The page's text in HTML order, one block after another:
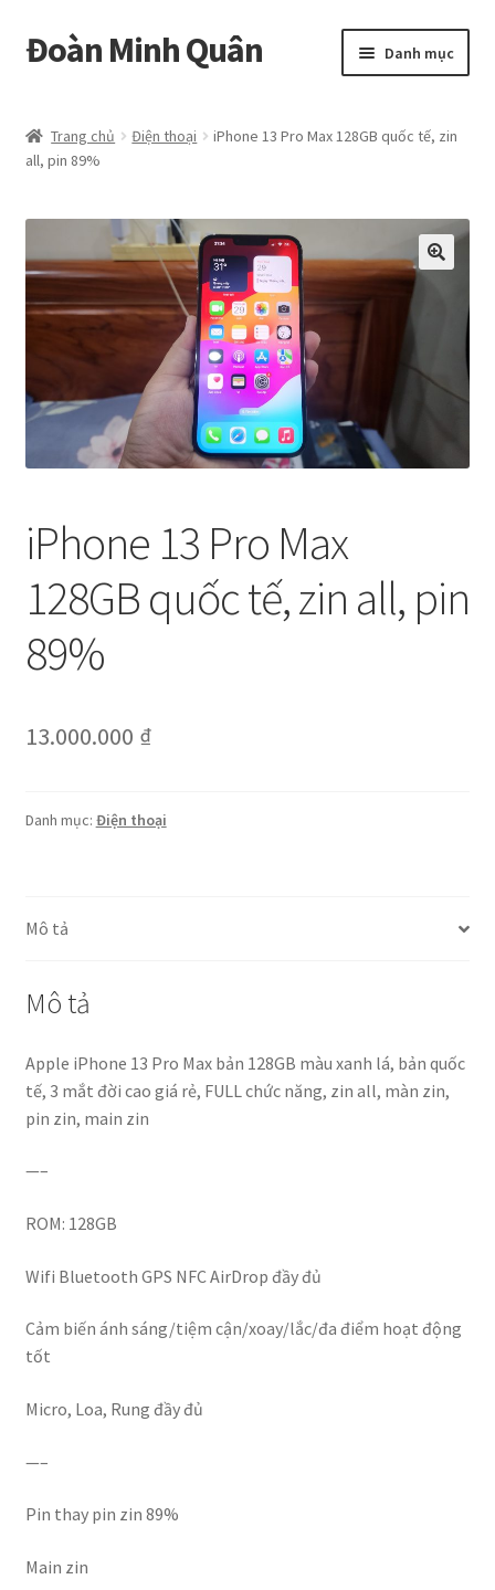
Đi
đến
hướng
Chuyển
đến
dung
Đoàn Minh Quân Danh mục
Curriculum Vitae
Cửa hàng
Hồ sơ năng lực
Album
Mở
con
Trang chủ Điện thoại
iPhone 13 Pro Max 128GB quốc tế, zin
all, pin 89%
iPhone 13 Pro Max
128GB quốc tế, zin all, pin
89%
13.000.000 ₫
Danh mục: Điện thoại
Mô tả
Mô tả
Apple iPhone 13 Pro Max bản 128GB màu xanh lá, bản quốc
tế, 3 mắt đời cao giá rẻ, FULL chức năng, zin all, màn zin,
pin zin, main zin
—–
ROM: 128GB
Wifi Bluetooth GPS NFC AirDrop đầy đủ
Cảm biến ánh sáng/tiệm cận/xoay/lắc/đa điểm hoạt động
tốt
Micro, Loa, Rung đầy đủ
—–
Pin thay pin zin 89%
Main zin